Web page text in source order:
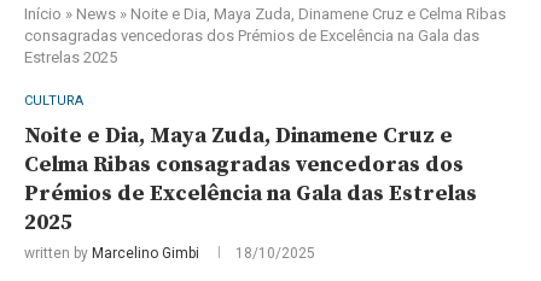
Início » News » Noite e Dia, Maya Zuda, Dinamene Cruz e Celma Ribas
consagradas vencedoras dos Prémios de Excelência na Gala das
Estrelas 2025
CULTURA
Noite e Dia, Maya Zuda, Dinamene Cruz e
Celma Ribas consagradas vencedoras dos
Prémios de Excelência na Gala das Estrelas
2025
written by Marcelino Gimbi 18/10/2025